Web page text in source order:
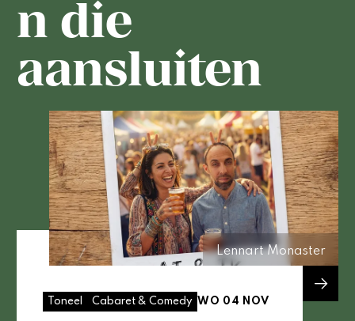
n die
aansluiten
Toneel Cabaret & Comedy WO 04 NOV
Lennart Monaster